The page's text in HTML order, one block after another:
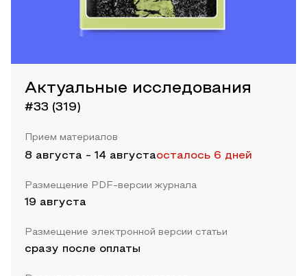
Актуальные исследования
#33 (319)
Прием материалов
8 августа - 14 августаосталось 6 дней
Размещение PDF-версии журнала
19 августа
Размещение электронной версии статьи
сразу после оплаты